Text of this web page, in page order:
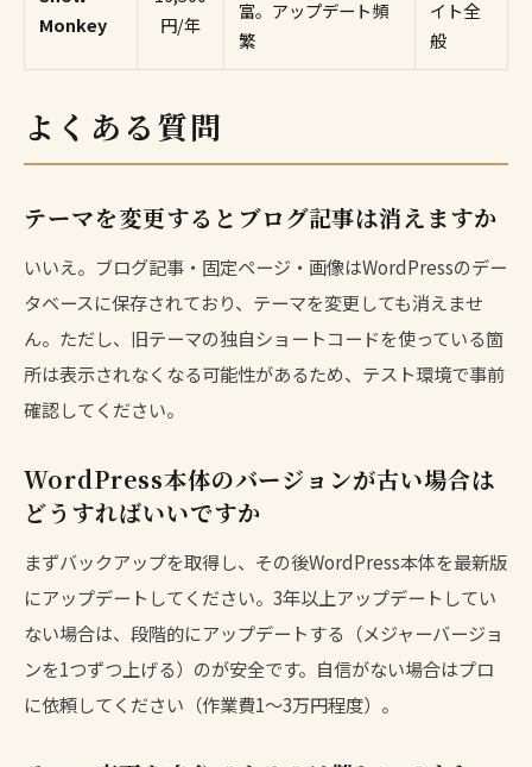
Monkey
円/年
富。アップデート頻
繁
イト全
般
よくある質問
テーマを変更するとブログ記事は消えますか
いいえ。ブログ記事・固定ページ・画像はWordPressのデー
タベースに保存されており、テーマを変更しても消えませ
ん。ただし、旧テーマの独自ショートコードを使っている箇
所は表示されなくなる可能性があるため、テスト環境で事前
確認してください。
WordPress本体のバージョンが古い場合は
どうすればいいですか
まずバックアップを取得し、その後WordPress本体を最新版
にアップデートしてください。3年以上アップデートしてい
ない場合は、段階的にアップデートする（メジャーバージョ
ンを1つずつ上げる）のが安全です。自信がない場合はプロ
に依頼してください（作業費1〜3万円程度）。